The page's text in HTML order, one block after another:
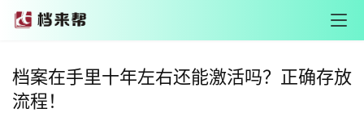
档案在手里十年左右还能激活吗？正确存放
流程！